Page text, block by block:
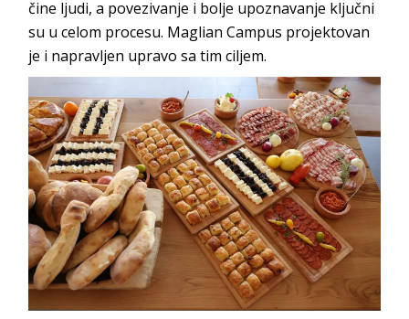
čine ljudi, a povezivanje i bolje upoznavanje ključni
su u celom procesu. Maglian Campus projektovan
je i napravljen upravo sa tim ciljem.